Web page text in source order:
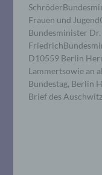
Frauen und
Bundesminister
D10559 Berlin
Lammertsowie an
Bundestag, Berlin
Brief des